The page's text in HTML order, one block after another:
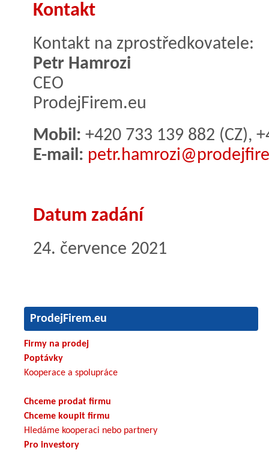
Kontakt
Kontakt na zprostředkovatele:
Petr Hamrozi
CEO
ProdejFirem.eu
Mobil: +420 733 139 882 (CZ),
E-mail:
Datum zadání
24. července 2021
ProdejFirem.eu
Firmy na prodej
Poptávky
Kooperace a spolupráce
Chceme prodat firmu
Chceme koupit firmu
Hledáme kooperaci nebo partnery
Pro investory